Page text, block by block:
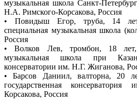
музыкальная школа Санкт-
Н.А. Римского-Корсакова, Россия
• Повидыш Егор, труба, 14
специальная музыкальная школа
Россия
• Волков Лев, тромбон, 18 лет,
музыкальная школа при
консерватории им. Н.Г. Жиганова,
• Барсов Даниил, валторна, 20
государственная
Корсакова, Россия